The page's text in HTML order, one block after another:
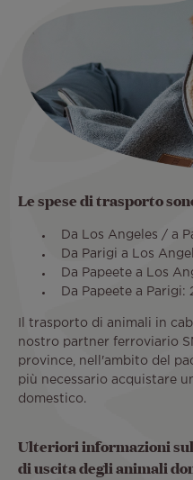
Le spese di trasporto
Da Los Angeles / a
Da Parigi a Los
Da Papeete a Los
Da Papeete a Parigi:
Il trasporto di animali in
nostro partner ferroviario
province, nell'ambito del
più necessario acquistare
domestico.
Ulteriori informazioni
di uscita degli animali